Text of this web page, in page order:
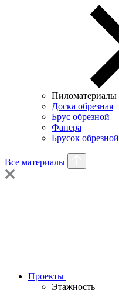
Пиломатериалы
Доска обрезная
Брус обрезной
Фанера
Брусок обрезной
Все материалы
Проекты
Этажность